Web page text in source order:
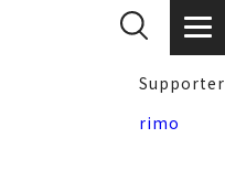
Supporter
rimo